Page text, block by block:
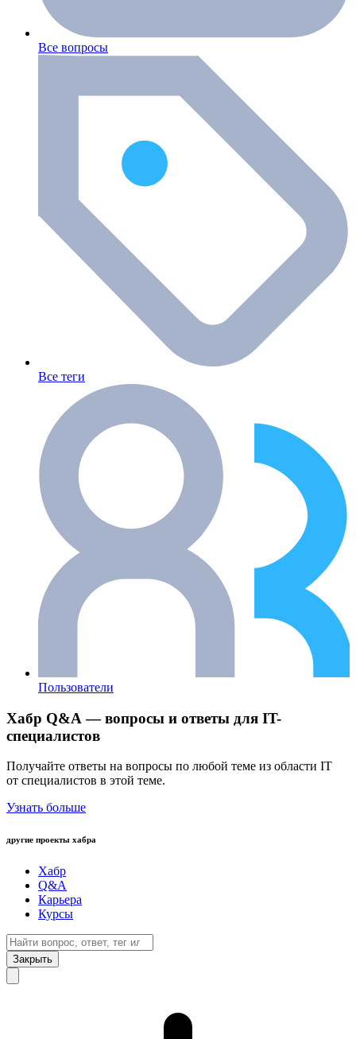
Все вопросы
Все теги
Пользователи
Хабр Q&A — вопросы и ответы для IT-
специалистов
Получайте ответы на вопросы по любой теме из области IT
от специалистов в этой теме.
Узнать больше
другие проекты хабра
Хабр
Q&A
Карьера
Курсы
Закрыть